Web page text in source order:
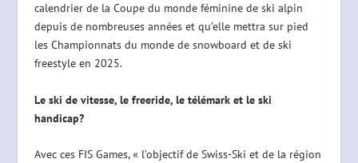
calendrier de la Coupe du monde féminine de ski alpin
depuis de nombreuses années et qu’elle mettra sur pied
les Championnats du monde de snowboard et de ski
freestyle en 2025.
Le ski de vitesse, le freeride, le télémark et le ski
handicap?
Avec ces FIS Games, « l’objectif de Swiss-Ski et de la région